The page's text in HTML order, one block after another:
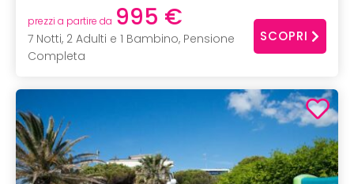
prezzi a partire da 995 €
7 Notti, 2 Adulti e 1 Bambino, Pensione
Completa
SCOPRI